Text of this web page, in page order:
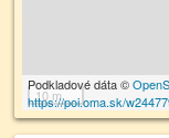
10 m
Podkladové dáta ©
https://poi.oma.sk/